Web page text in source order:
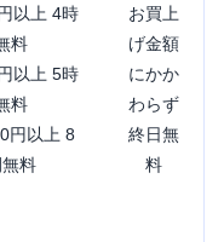
以上 4時
料
以上 5時
料
円以上 8
料
お買上
げ金額
にかか
わらず
終日無
料